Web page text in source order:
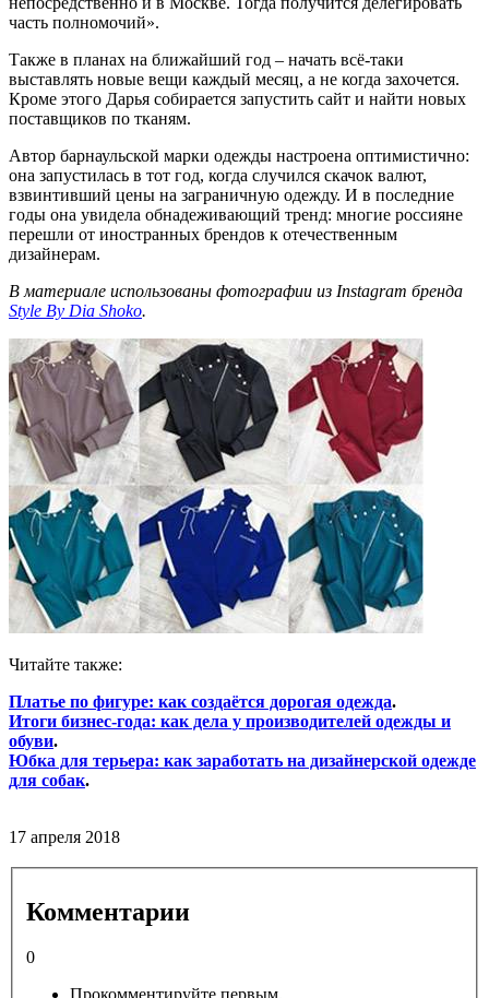
часть полномочий».
Также в планах на ближайший год – начать всё-таки
выставлять новые вещи каждый месяц, а не когда захочется.
Кроме этого Дарья собирается запустить сайт и найти новых
поставщиков по тканям.
Автор барнаульской марки одежды настроена оптимистично:
она запустилась в тот год, когда случился скачок валют,
взвинтивший цены на заграничную одежду. И в последние
годы она увидела обнадеживающий тренд: многие россияне
перешли от иностранных брендов к отечественным
дизайнерам.
В материале использованы фотографии из Instagram бренда
Style By Dia Shoko.
Читайте также:
Платье по фигуре: как создаётся дорогая одежда.
Итоги бизнес-года: как дела у производителей одежды и
обуви.
Юбка для терьера: как заработать на дизайнерской одежде
для собак.
17 апреля 2018
Комментарии
0